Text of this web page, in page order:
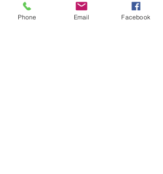
----------------
Phone Email Facebook